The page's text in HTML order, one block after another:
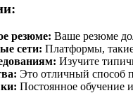
резюме: Ваше резюме
сети: Платформы,
Изучите
Это отличный способ
Постоянное обучение